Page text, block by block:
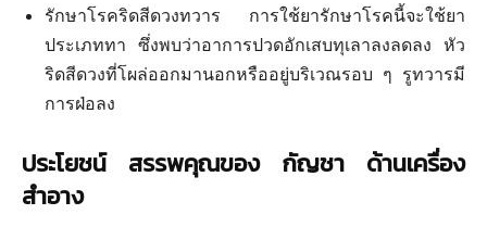
รักษาโรคริดสีดวงทวาร การใช้ยารักษาโรคนี้จะใช้ยา
ประเภททา ซึ่งพบว่าอาการปวดอักเสบทุเลาลงลดลง หัว
ริดสีดวงที่โผล่ออกมานอกหรืออยู่บริเวณรอบ ๆ รูทวารมี
การฝ่อลง
ประโยชน์ สรรพคุณของ กัญชา ด้านเครื่อง
สำอาง